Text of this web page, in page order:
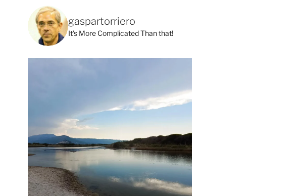
gaspartorriero
It's More Complicated Than that!